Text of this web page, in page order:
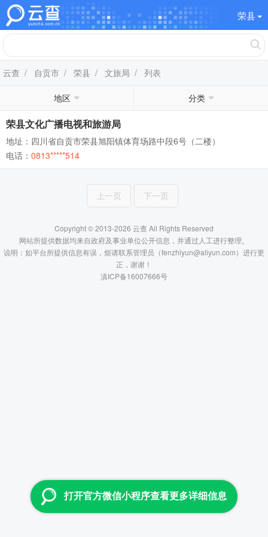
荣县
云查 / 自贡市 / 荣县 / 文旅局 / 列表
地区 分类
荣县文化广播电视和旅游局
地址：四川省自贡市荣县旭阳镇体育场路中段6号（二楼）
电话： 0813*****514
上一页 下一页
Copyright © 2013-2026 云查 All Rights Reserved
网站所提供数据均来自政府及事业单位公开信息，并通过人工进行整理。
说明：如平台所提供信息有误，烦请联系管理员（fenzhiyun@aliyun.com）进行更
正，谢谢！
滇ICP备16007666号
打开官方微信小程序查看更多详细信息